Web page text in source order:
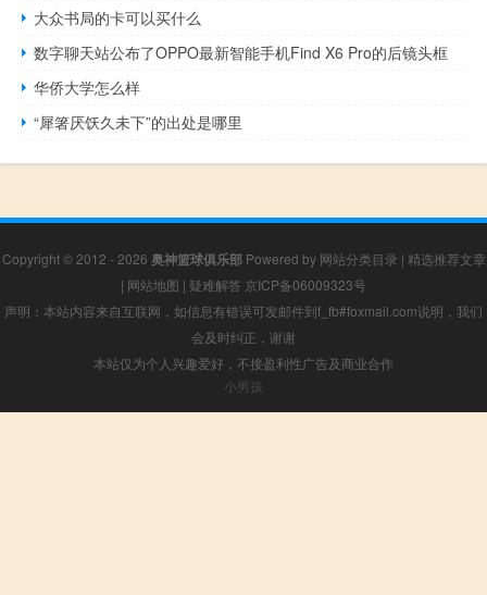
大众书局的卡可以买什么
数字聊天站公布了OPPO最新智能手机Find X6 Pro的后镜头框
华侨大学怎么样
“犀箸厌饫久未下”的出处是哪里
Copyright © 2012 - 2026 奥神篮球俱乐部Powered by 网站分类目录 | 精选推荐文章
| 网站地图 | 疑难解答 京ICP备06009323号
声明：本站内容来自互联网，如信息有错误可发邮件到f_fb#foxmail.com说明，我们
会及时纠正，谢谢
本站仅为个人兴趣爱好，不接盈利性广告及商业合作
小男孩